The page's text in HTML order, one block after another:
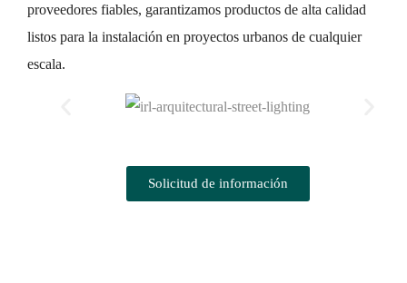
proveedores fiables, garantizamos productos de alta calidad
listos para la instalación en proyectos urbanos de cualquier
escala.
Solicitud de información